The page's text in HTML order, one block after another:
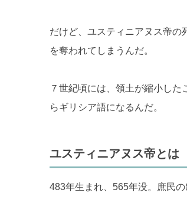
だけど、ユスティニアヌス帝の
を奪われてしまうんだ。
７世紀頃には、領土が縮小し
らギリシア語になるんだ。
ユスティニアヌス帝とは
483年生まれ、565年没。庶民